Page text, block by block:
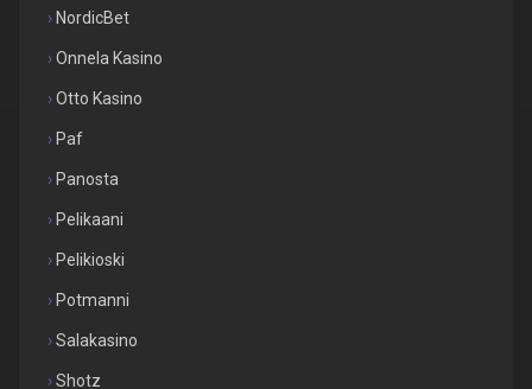
NordicBet
Onnela Kasino
Otto Kasino
Paf
Panosta
Pelikaani
Pelikioski
Potmanni
Salakasino
Shotz